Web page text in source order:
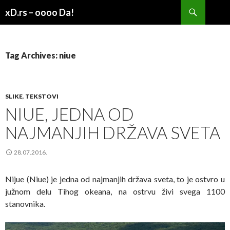
xD.rs – oooo Da!
Tag Archives: niue
SLIKE, TEKSTOVI
NIUE, JEDNA OD
NAJMANJIH DRŽAVA SVETA
28.07.2016.
Nijue (Niue) je jedna od najmanjih država sveta, to je ostvro u
južnom delu Tihog okeana, na ostrvu živi svega 1100
stanovnika.